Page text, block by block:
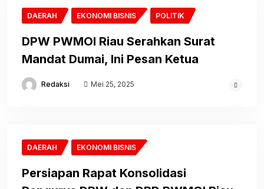
DAERAH EKONOMI BISNIS POLITIK
DPW PWMOI Riau Serahkan Surat
Mandat Dumai, Ini Pesan Ketua
Redaksi Mei 25, 2025
DAERAH EKONOMI BISNIS
Persiapan Rapat Konsolidasi